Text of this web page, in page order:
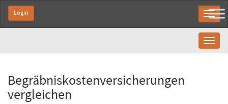
Login
Begräbniskostenversicherungen
vergleichen